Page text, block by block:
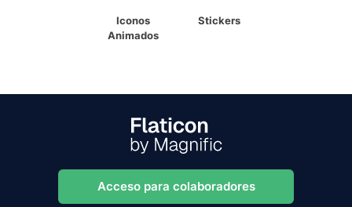
Iconos
Animados
Stickers
Acceso para colaboradores